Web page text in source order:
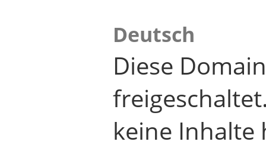
Deutsch
Diese
keine Inhalte